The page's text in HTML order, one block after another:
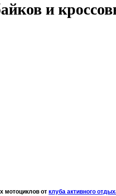
и
мотоциклов от клуба активного